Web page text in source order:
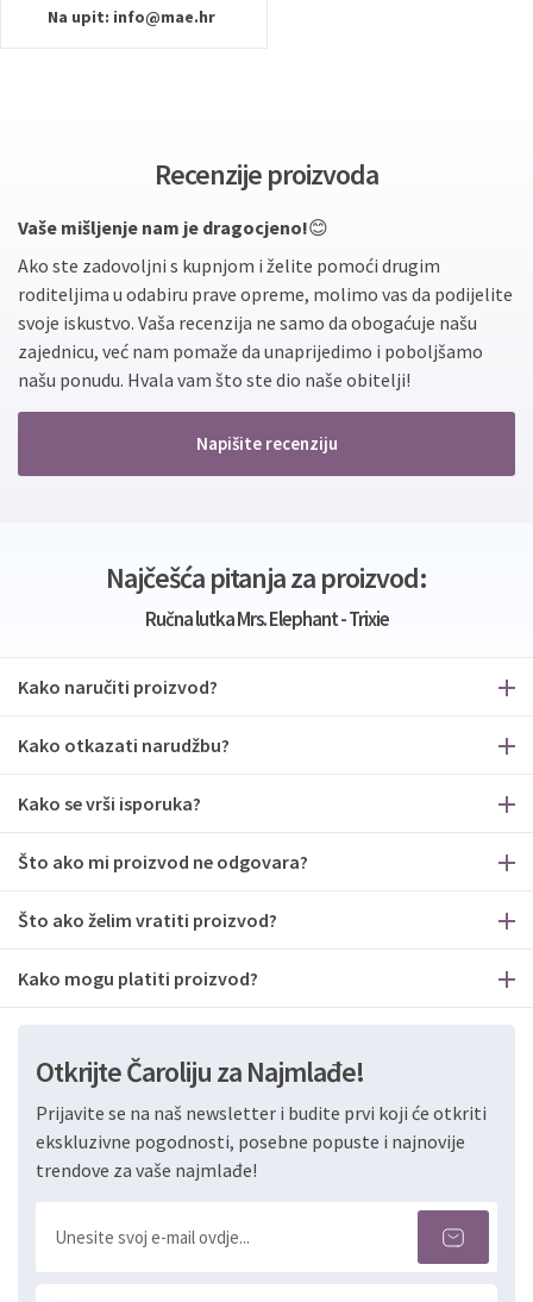
Na upit: info@mae.hr
Recenzije proizvoda
Vaše mišljenje nam je dragocjeno!😊
Ako ste zadovoljni s kupnjom i želite pomoći drugim
roditeljima u odabiru prave opreme, molimo vas da podijelite
svoje iskustvo. Vaša recenzija ne samo da obogaćuje našu
zajednicu, već nam pomaže da unaprijedimo i poboljšamo
našu ponudu. Hvala vam što ste dio naše obitelji!
Napišite recenziju
Najčešća pitanja za proizvod:
Ručna lutka Mrs. Elephant - Trixie
Kako naručiti proizvod?
Kako otkazati narudžbu?
Kako se vrši isporuka?
Što ako mi proizvod ne odgovara?
Što ako želim vratiti proizvod?
Kako mogu platiti proizvod?
Otkrijte Čaroliju za Najmlađe!
Prijavite se na naš newsletter i budite prvi koji će otkriti
ekskluzivne pogodnosti, posebne popuste i najnovije
trendove za vaše najmlađe!